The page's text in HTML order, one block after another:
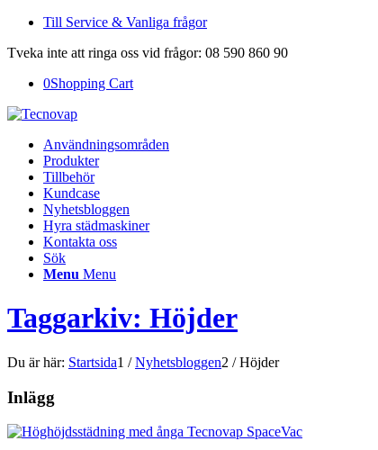
Till Service & Vanliga frågor
Tveka inte att ringa oss vid frågor: 08 590 860 90
0Shopping Cart
Användningsområden
Produkter
Tillbehör
Kundcase
Nyhetsbloggen
Hyra städmaskiner
Kontakta oss
Sök
Menu Menu
Taggarkiv: Höjder
Du är här: Startsida1 / Nyhetsbloggen2 / Höjder
Inlägg